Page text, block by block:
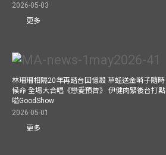
2026-05-03
更多
林珊珊相隔20年再踏台回憶殺 草蜢送金哨子隨時
候命 全場大合唱《戀愛預告》 伊健肉緊後台打點
嗌GoodShow
2026-05-01
更多